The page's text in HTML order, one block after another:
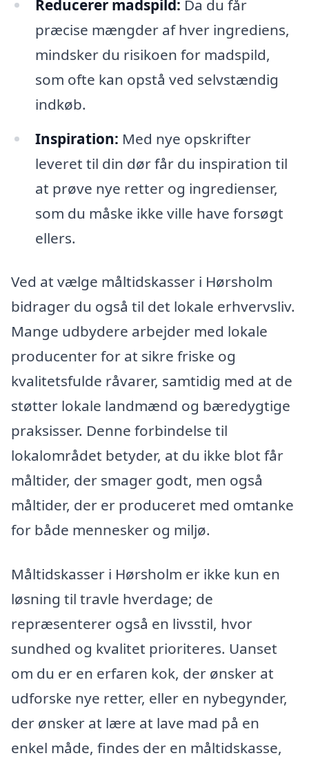
Reducerer madspild: Da du får
præcise mængder af hver ingrediens,
mindsker du risikoen for madspild,
som ofte kan opstå ved selvstændig
indkøb.
Inspiration: Med nye opskrifter
leveret til din dør får du inspiration til
at prøve nye retter og ingredienser,
som du måske ikke ville have forsøgt
ellers.
Ved at vælge måltidskasser i Hørsholm
bidrager du også til det lokale erhvervsliv.
Mange udbydere arbejder med lokale
producenter for at sikre friske og
kvalitetsfulde råvarer, samtidig med at de
støtter lokale landmænd og bæredygtige
praksisser. Denne forbindelse til
lokalområdet betyder, at du ikke blot får
måltider, der smager godt, men også
måltider, der er produceret med omtanke
for både mennesker og miljø.
Måltidskasser i Hørsholm er ikke kun en
løsning til travle hverdage; de
repræsenterer også en livsstil, hvor
sundhed og kvalitet prioriteres. Uanset
om du er en erfaren kok, der ønsker at
udforske nye retter, eller en nybegynder,
der ønsker at lære at lave mad på en
enkel måde, findes der en måltidskasse,